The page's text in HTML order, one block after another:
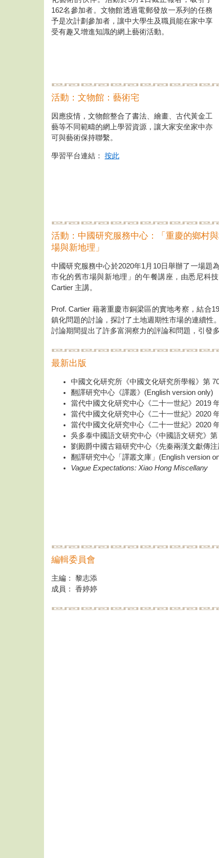
162名參加者。文物館透過電郵發放一系列的任務
予是次計劃參加者，讓中大學生及職員能在家中享
受有趣又增進知識的網上藝術活動。
活動：文物館：藝術宅
因應疫情，文物館整合了書法、繪畫、古代黃金工
藝等不同範疇的網上學習資源，讓大家安坐家中亦
可與藝術保持聯繫。
學習平台連結： 按此
活動：中國研究服務中心：「重慶的鄉村
場與新地理」
中國研究服務中心於2020年1月10日舉辦了一場題
市化的舊市場與新地理」的午餐講座，由悉尼科
Cartier 主講。
Prof. Cartier 藉著重慶市銅梁區的實地考察，結合
鎮化問題的討論，探討了土地週期性市場的連續性
討論期間提出了許多富洞察力的評論和問題，引發
最新出版
中國文化研究所《中國文化研究所學報》第
翻譯研究中心《譯叢》(English version only)
當代中國文化研究中心《二十一世紀》2019
當代中國文化研究中心《二十一世紀》2020
當代中國文化研究中心《二十一世紀》2020
吳多泰中國語文研究中心《中國語文研究》
劉殿爵中國古籍研究中心《先秦兩漢文獻傳
翻譯研究中心「譯叢文庫」(English version
Vague Expectations: Xiao Hong Miscellany
編輯委員會
主編： 黎志添
成員： 香婷婷